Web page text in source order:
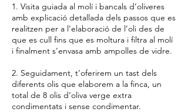
1. Visita guiada al molí i bancals d’oliveres
amb explicació detallada dels passos que es
realitzen per a l’elaboració de l’oli des de
que es cull fins que es moltura i filtra al molí
i finalment s’envasa amb ampolles de vidre.
2. Seguidament, t’oferirem un tast dels
diferents olis que elaborem a la finca, un
total de 8 olis d’oliva verge extra
condimentats i sense condimentar.